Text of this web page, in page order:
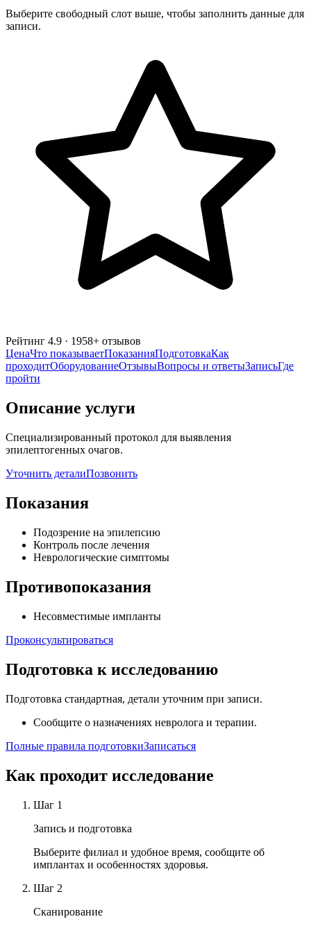
Выберите свободный слот выше, чтобы заполнить данные для
записи.
Рейтинг 4.9 · 1958+ отзывов
ЦенаЧто показываетПоказанияПодготовкаКак
проходитОборудованиеОтзывыВопросы и ответыЗаписьГде
пройти
Описание услуги
Специализированный протокол для выявления
эпилептогенных очагов.
Уточнить деталиПозвонить
Показания
Подозрение на эпилепсию
Контроль после лечения
Неврологические симптомы
Противопоказания
Несовместимые импланты
Проконсультироваться
Подготовка к исследованию
Подготовка стандартная, детали уточним при записи.
Сообщите о назначениях невролога и терапии.
Полные правила подготовкиЗаписаться
Как проходит исследование
Шаг 1
Запись и подготовка
Выберите филиал и удобное время, сообщите об
имплантах и особенностях здоровья.
Шаг 2
Сканирование